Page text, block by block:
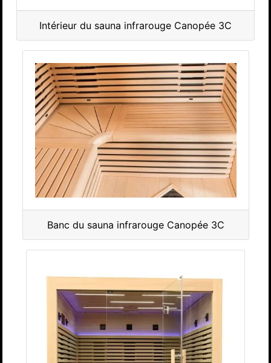
Intérieur du sauna infrarouge Canopée 3C
Banc du sauna infrarouge Canopée 3C